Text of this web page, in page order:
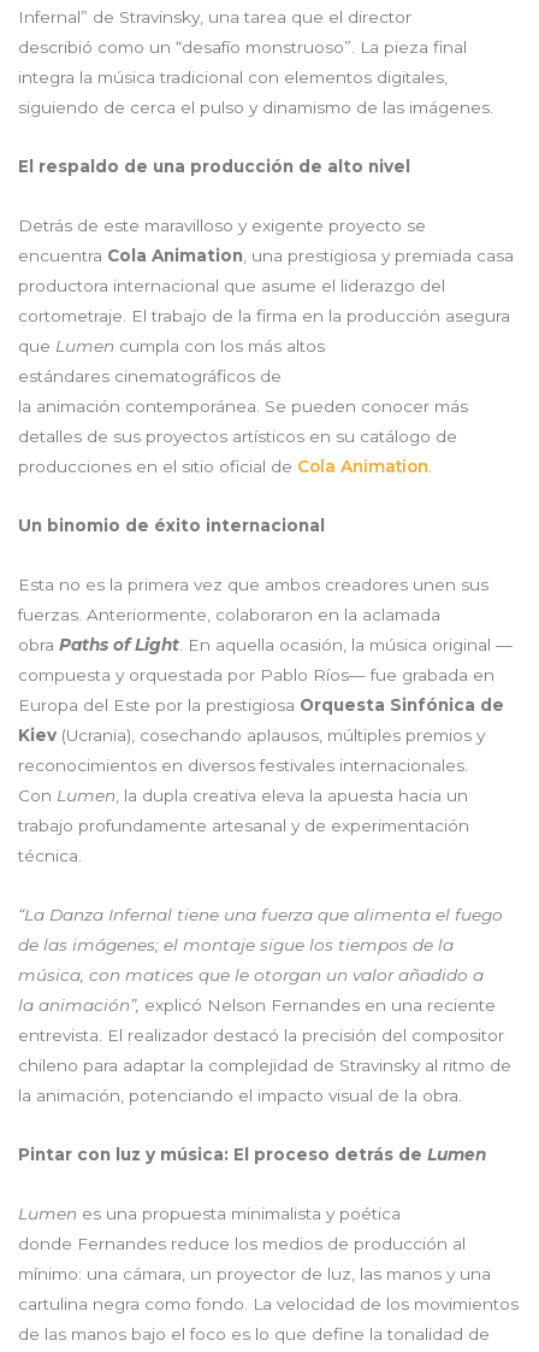
Infernal” de Stravinsky, una tarea que el director
describió como un “desafío monstruoso”. La pieza final
integra la música tradicional con elementos digitales,
siguiendo de cerca el pulso y dinamismo de las imágenes.
El respaldo de una producción de alto nivel
Detrás de este maravilloso y exigente proyecto se
encuentra Cola Animation , una prestigiosa y premiada casa
productora internacional que asume el liderazgo del
cortometraje. El trabajo de la firma en la producción asegura
que Lumen cumpla con los más altos
estándares cinematográficos de
la animación contemporánea. Se pueden conocer más
detalles de sus proyectos artísticos en su catálogo de
producciones en el sitio oficial de Cola Animation
Un binomio de éxito internacional
Esta no es la primera vez que ambos creadores unen sus
fuerzas. Anteriormente, colaboraron en la aclamada
obra Paths of Light . En aquella ocasión, la música original —
compuesta y orquestada por Pablo Ríos— fue grabada en
Europa del Este por la prestigiosa Orquesta Sinfónica de
Kiev (Ucrania), cosechando aplausos, múltiples premios y
reconocimientos en diversos festivales internacionales.
Con Lumen , la dupla creativa eleva la apuesta hacia un
trabajo profundamente artesanal y de experimentación
técnica.
“La Danza Infernal tiene una fuerza que alimenta el fuego
de las imágenes; el montaje sigue los tiempos de la
música, con matices que le otorgan un valor añadido a
la animación”, explicó Nelson Fernandes en una reciente
entrevista. El realizador destacó la precisión del compositor
chileno para adaptar la complejidad de Stravinsky al ritmo de
la animación, potenciando el impacto visual de la obra.
Pintar con luz y música: El proceso detrás de Lumen
Lumen es una propuesta minimalista y poética
donde Fernandes reduce los medios de producción al
mínimo: una cámara, un proyector de luz, las manos y una
cartulina negra como fondo. La velocidad de los movimientos
de las manos bajo el foco es lo que define la tonalidad de